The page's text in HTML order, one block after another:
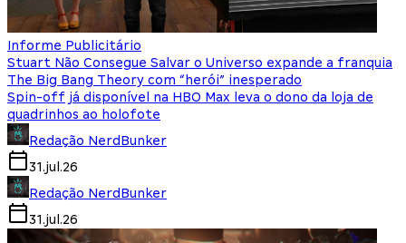
Informe Publicitário
Stuart Não Consegue Salvar o Universo expande a franquia
The Big Bang Theory com “herói” inesperado
Spin-off já disponível na HBO Max leva o dono da loja de
quadrinhos ao holofote
Redação NerdBunker
31.jul.26
Redação NerdBunker
31.jul.26